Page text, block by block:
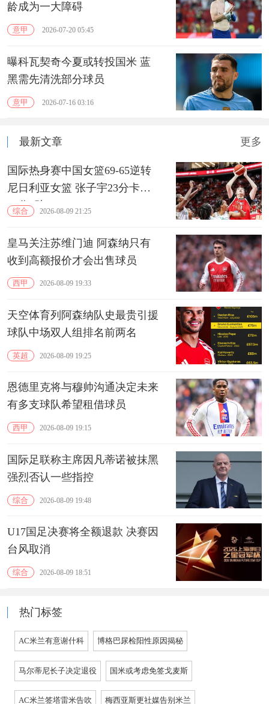
龄成为一大障碍
意甲 2026-07-20 05:45
曝科瓦契奇今夏或转投国米 蓝
黑需先清洗部分球员
意甲 2026-07-16 03:16
最新文章 更多
国际热身赛中国女篮69-65逆转
尼日利亚女篮 张子宇23分卡鲁
13分3助
综合 2026-08-09 21:25
皇马关注苏维门迪 阿森纳只有
收到高额报价才会出售球员
西甲 2026-08-09 19:33
天空体育列阿森纳队史最贵引援
球队中场双人组排名前两名
英超 2026-08-09 19:25
恩德里克将与穆帅沟通决定未来
有多支球队希望租借球员
西甲 2026-08-09 19:15
国际足联称主席因凡蒂诺被抹黑
强烈否认一些指控
综合 2026-08-09 19:48
U17国足决赛将全额退款 决赛因
台风取消
综合 2026-08-09 18:51
热门标签
AC米兰有意谢什科 博格巴尿检阳性原因揭秘
马尔蒂尼长子决定退役 国米或考虑免签戈麦斯
AC米兰签塔雷米告吹 梅西亚斯更社媒告别米兰